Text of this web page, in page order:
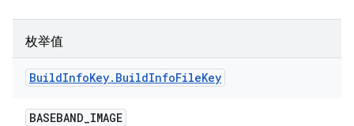
枚举值
BuildInfoKey. BuildInfoFileKey
BASEBAND_IMAGE